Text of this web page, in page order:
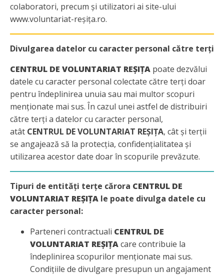
colaboratori, precum și utilizatori ai site-ului
www.voluntariat-reșița.ro.
Divulgarea datelor cu caracter personal către terți
CENTRUL DE VOLUNTARIAT REȘIȚA poate dezvălui
datele cu caracter personal colectate către terți doar
pentru îndeplinirea unuia sau mai multor scopuri
menționate mai sus. În cazul unei astfel de distribuiri
către terți a datelor cu caracter personal,
atât CENTRUL DE VOLUNTARIAT REȘIȚA, cât și terții
se angajează să la protecția, confidențialitatea și
utilizarea acestor date doar în scopurile prevăzute.
Tipuri de entități terțe cărora CENTRUL DE
VOLUNTARIAT REȘIȚA le poate divulga datele cu
caracter personal:
Parteneri contractuali CENTRUL DE
VOLUNTARIAT REȘIȚAcare contribuie la
îndeplinirea scopurilor menționate mai sus.
Condițiile de divulgare presupun un angajament